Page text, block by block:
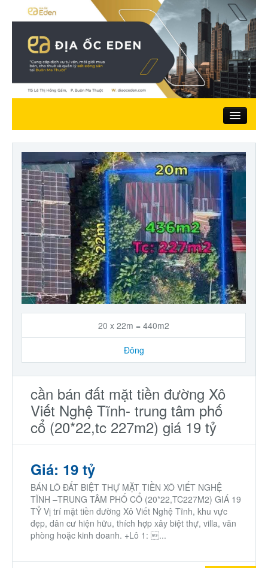
Trang chủ
Giới thiệu
Nhà đất bán
Đất ở
Nhà phố
Biệt thự
Trang trại – Kho – Xưởng
Thành Phố Cà Phê
Ecocity Premia
Loại BĐS khác
Nhà đất cho thuê
20 x 22m = 440m2
Đông
cần bán đất mặt tiền đường Xô
Viết Nghệ Tĩnh- trung tâm phố
cổ (20*22,tc 227m2) giá 19 tỷ
Giá: 19 tỷ
BÁN LÔ ĐẤT BIỆT THỰ MẶT TIỀN XÔ VIẾT NGHỆ
TĨNH –TRUNG TÂM PHỐ CỔ (20*22,TC227M2) GIÁ 19
TỶ Vị trí mặt tiền đường Xô Viết Nghệ Tĩnh, khu vực
đẹp, dân cư hiện hữu, thích hợp xây biệt thự, villa, văn
phòng hoặc kinh doanh. +Lô 1: ...